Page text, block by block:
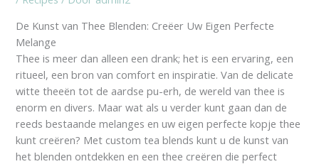
De Kunst van Thee Blenden: Creëer Uw Eigen Perfecte
Melange
Thee is meer dan alleen een drank; het is een ervaring, een
ritueel, een bron van comfort en inspiratie. Van de delicate
witte theeën tot de aardse pu-erh, de wereld van thee is
enorm en divers. Maar wat als u verder kunt gaan dan de
reeds bestaande melanges en uw eigen perfecte kopje thee
kunt creëren? Met custom tea blends kunt u de kunst van
het blenden ontdekken en een thee creëren die perfect